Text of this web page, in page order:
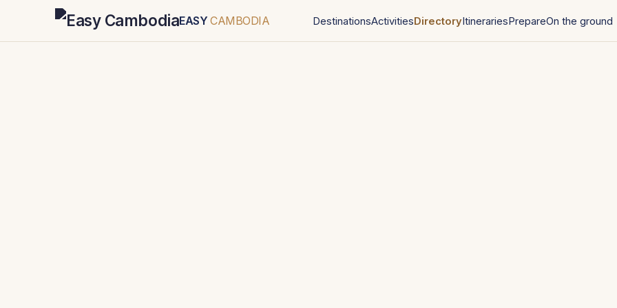
EASY CAMBODIA DestinationsActivitiesDirectoryItinerariesPrepareOn the ground